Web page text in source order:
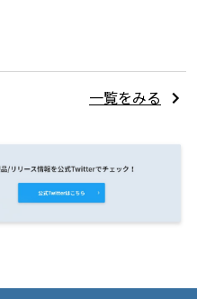
一覧をみる